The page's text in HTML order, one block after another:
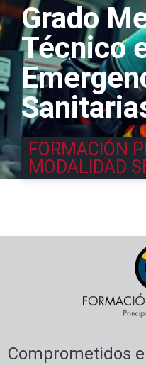
Grado
Técnico
FORMACIÓN
MODALIDAD
Comprometidos